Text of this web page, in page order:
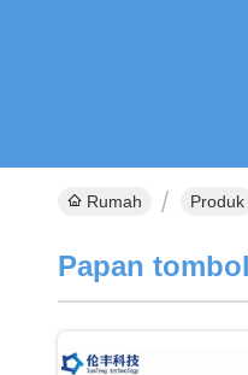
Rumah Produk
Papan